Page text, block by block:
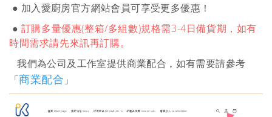
● 加入愛廚房官方網站會員可享受更多優惠！
● 訂購多量優惠(整箱/多組數)規格需3-4日備貨期，如有
時間需求請先來訊再訂購。
我們為公司及工作室提供商業配合 ， 如有需要請參考
「商業配合 」